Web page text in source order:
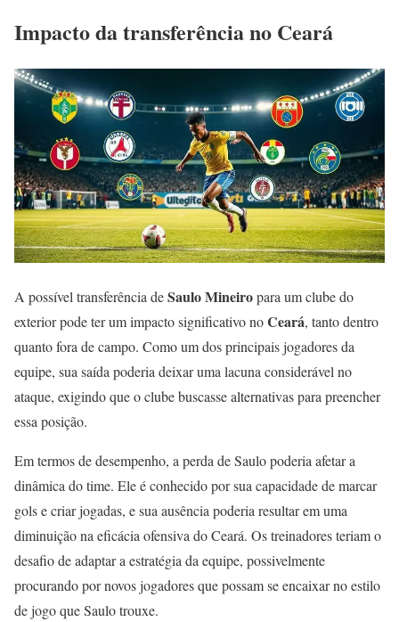
Impacto da transferência no Ceará
A possível transferência deSaulo Mineiropara um clube do
exterior pode ter um impacto significativo noCeará, tanto dentro
quanto fora de campo. Como um dos principais jogadores da
equipe, sua saída poderia deixar uma lacuna considerável no
ataque, exigindo que o clube buscasse alternativas para preencher
essa posição.
Em termos de desempenho, a perda de Saulo poderia afetar a
dinâmica do time. Ele é conhecido por sua capacidade de marcar
gols e criar jogadas, e sua ausência poderia resultar em uma
diminuição na eficácia ofensiva do Ceará. Os treinadores teriam o
desafio de adaptar a estratégia da equipe, possivelmente
procurando por novos jogadores que possam se encaixar no estilo
de jogo que Saulo trouxe.